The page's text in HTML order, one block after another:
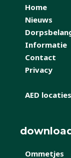
Home
Nieuws
Informatie
Contact
Privacy
AED locaties
Ommetjes